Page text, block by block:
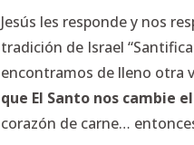
Jesús les responde y nos
tradición de Israel
encontramos de lleno otra
que El Santo nos cambie
corazón de carne…